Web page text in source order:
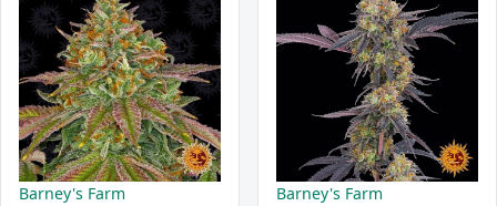
Barney's Farm Barney's Farm